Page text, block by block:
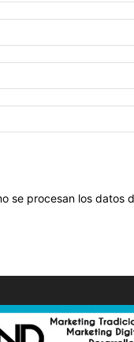
se procesan los datos